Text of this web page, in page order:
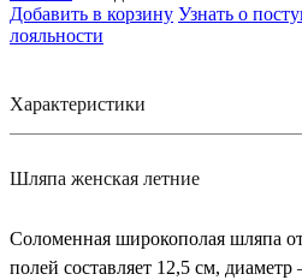
Добавить в корзину Узнать о
лояльности
Характеристики
Шляпа женская летние
Соломенная широкополая шляпа
полей составляет 12,5 см, диаметр